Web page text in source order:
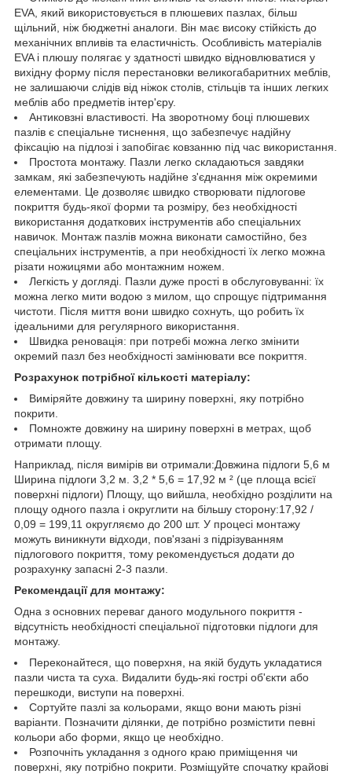
EVA, який використовується в плюшевих пазлах, більш
щільний, ніж бюджетні аналоги. Він має високу стійкість до
механічних впливів та еластичність. Особливість матеріалів
EVA і плюшу полягає у здатності швидко відновлюватися у
вихідну форму після перестановки великогабаритних меблів,
не залишаючи слідів від ніжок столів, стільців та інших легких
меблів або предметів інтер'єру.
Антиковзні властивості. На зворотному боці плюшевих
пазлів є спеціальне тиснення, що забезпечує надійну
фіксацію на підлозі і запобігає ковзанню під час використання.
Простота монтажу. Пазли легко складаються завдяки
замкам, які забезпечують надійне з'єднання між окремими
елементами. Це дозволяє швидко створювати підлогове
покриття будь-якої форми та розміру, без необхідності
використання додаткових інструментів або спеціальних
навичок. Монтаж пазлів можна виконати самостійно, без
спеціальних інструментів, а при необхідності їх легко можна
різати ножицями або монтажним ножем.
Легкість у догляді. Пазли дуже прості в обслуговуванні: їх
можна легко мити водою з милом, що спрощує підтримання
чистоти. Після миття вони швидко сохнуть, що робить їх
ідеальними для регулярного використання.
Швидка реновація: при потребі можна легко змінити
окремий пазл без необхідності замінювати все покриття.
Розрахунок потрібної кількості матеріалу:
Виміряйте довжину та ширину поверхні, яку потрібно
покрити.
Помножте довжину на ширину поверхні в метрах, щоб
отримати площу.
Наприклад, після вимірів ви отримали:Довжина підлоги 5,6 м
Ширина підлоги 3,2 м. 3,2 * 5,6 = 17,92 м ² (це площа всієї
поверхні підлоги) Площу, що вийшла, необхідно розділити на
площу одного пазла і округлити на більшу сторону:17,92 /
0,09 = 199,11 округляємо до 200 шт. У процесі монтажу
можуть виникнути відходи, пов'язані з підрізуванням
підлогового покриття, тому рекомендується додати до
розрахунку запасні 2-3 пазли.
Рекомендації для монтажу:
Одна з основних переваг даного модульного покриття -
відсутність необхідності спеціальної підготовки підлоги для
монтажу.
Переконайтеся, що поверхня, на якій будуть укладатися
пазли чиста та суха. Видалити будь-які гострі об'єкти або
перешкоди, виступи на поверхні.
Сортуйте пазлі за кольорами, якщо вони мають різні
варіанти. Позначити ділянки, де потрібно розмістити певні
кольори або форми, якщо це необхідно.
Розпочніть укладання з одного краю приміщення чи
поверхні, яку потрібно покрити. Розміщуйте спочатку крайові